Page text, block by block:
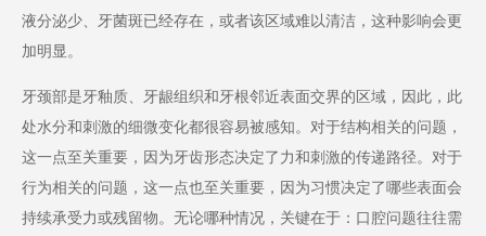
液分泌少、牙菌斑已经存在，或者该区域难以清洁，这种影响会更
加明显。
牙颈部是牙釉质、牙龈组织和牙根邻近表面交界的区域，因此，此
处水分和刺激的细微变化都很容易被感知。对于结构相关的问题，
这一点至关重要，因为牙齿形态决定了力和刺激的传递路径。对于
行为相关的问题，这一点也至关重要，因为习惯决定了哪些表面会
持续承受力或残留物。无论哪种情况，关键在于：口腔问题往往需